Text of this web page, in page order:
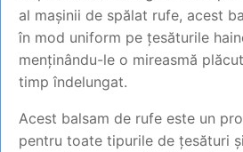
al mașinii de spălat rufe, acest
în mod uniform pe țesăturile
menținându-le o mireasmă
timp îndelungat.
Acest balsam de rufe este un
pentru toate tipurile de țesături